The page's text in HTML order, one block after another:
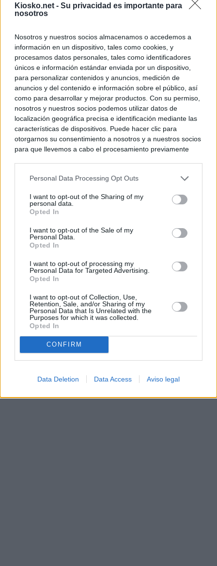
Kiosko.net - Su privacidad es importante para
nosotros
Nosotros y nuestros socios almacenamos o accedemos a
información en un dispositivo, tales como cookies, y
procesamos datos personales, tales como identificadores
únicos e información estándar enviada por un dispositivo,
para personalizar contenidos y anuncios, medición de
anuncios y del contenido e información sobre el público, así
como para desarrollar y mejorar productos. Con su permiso,
nosotros y nuestros socios podemos utilizar datos de
localización geográfica precisa e identificación mediante las
características de dispositivos. Puede hacer clic para
otorgarnos su consentimiento a nosotros y a nuestros socios
para que llevemos a cabo el procesamiento previamente
negar su consentimiento. Tenga en cuenta que algún
de su consentimiento, pero usted tiene el derecho de
rechazar tal procesamiento. Sus preferencias se aplicarán
cualquier momento entrando de nuevo en este sitio web o
visitando nuestra política de privacidad.
Personal Data Processing Opt Outs
I want to opt-out of the Sharing of my
personal data.
Opted In
I want to opt-out of the Sale of my
Personal Data.
Opted In
I want to opt-out of processing my
Personal Data for Targeted Advertising.
Opted In
I want to opt-out of Collection, Use,
Retention, Sale, and/or Sharing of my
Personal Data that Is Unrelated with the
Purposes for which it was collected.
Opted In
CONFIRM
Data Deletion Data Access Aviso legal